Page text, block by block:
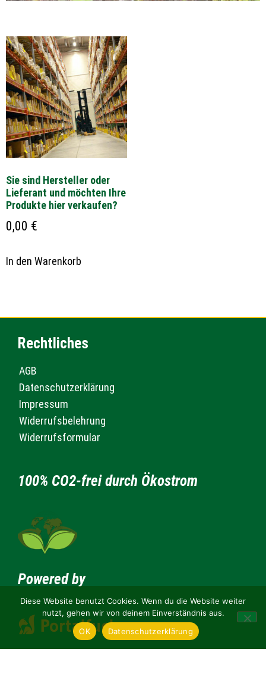
Sie sind Hersteller oder
Lieferant und möchten Ihre
Produkte hier verkaufen?
0,00 €
In den Warenkorb
Rechtliches
AGB
Datenschutzerklärung
Impressum
Widerrufsbelehrung
Widerrufsformular
100% CO2-frei durch Ökostrom
Powered by
Diese Website benutzt Cookies. Wenn du die Website weiter
nutzt, gehen wir von deinem Einverständnis aus.
OK
Datenschutzerklärung